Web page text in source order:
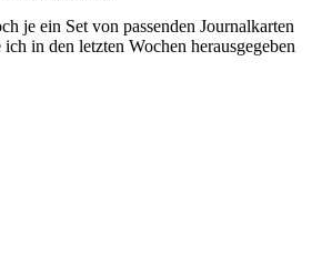
je ein Set von passenden Journalkarten
in den letzten Wochen herausgegeben